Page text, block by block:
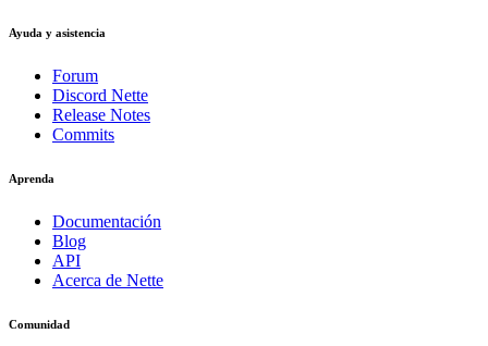
Ayuda y asistencia
Forum
Discord Nette
Release Notes
Commits
Aprenda
Documentación
Blog
API
Acerca de Nette
Comunidad